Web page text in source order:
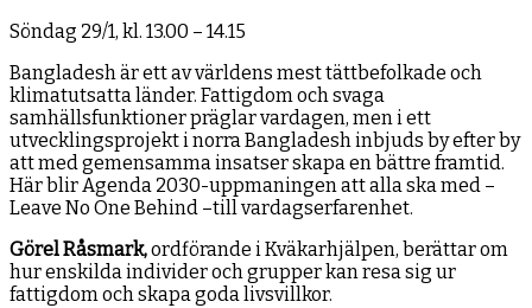
Söndag 29/1, kl. 13.00 – 14.15
Bangladesh är ett av världens mest tättbefolkade och
klimatutsatta länder. Fattigdom och svaga
samhällsfunktioner präglar vardagen, men i ett
utvecklingsprojekt i norra Bangladesh inbjuds by efter by
att med gemensamma insatser skapa en bättre framtid.
Här blir Agenda 2030-uppmaningen att alla ska med –
Leave No One Behind –till vardagserfarenhet.
Görel Råsmark,ordförande i Kväkarhjälpen, berättar om
hur enskilda individer och grupper kan resa sig ur
fattigdom och skapa goda livsvillkor.